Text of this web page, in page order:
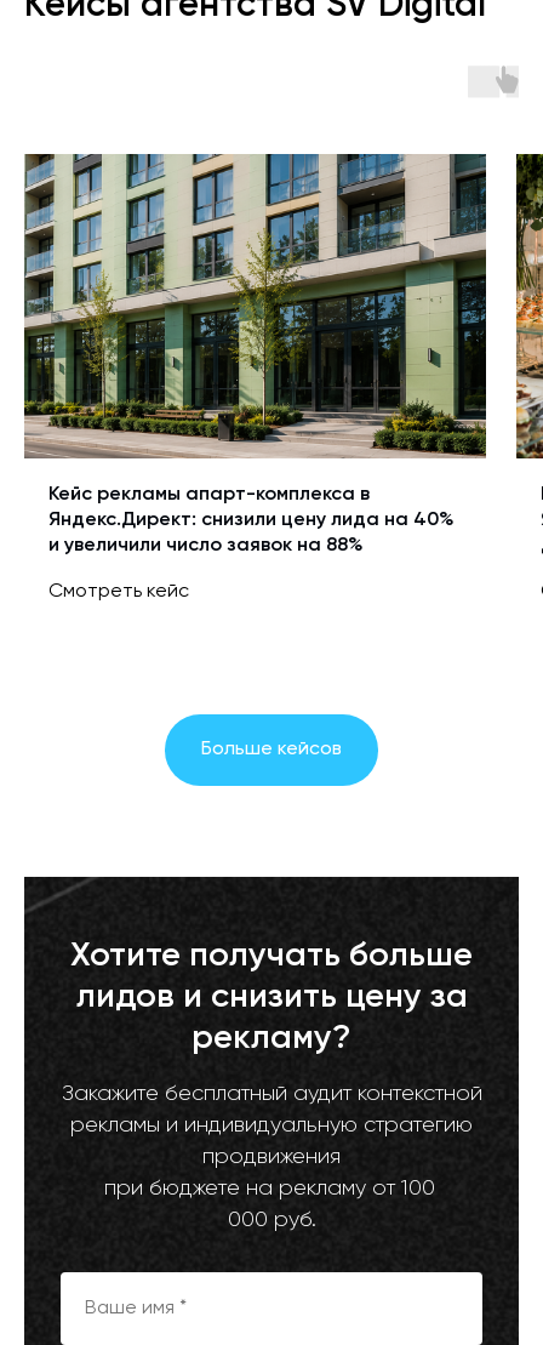
Кейс рекламы апарт-комплекса в
Яндекс.Директ: снизили цену лида на 40%
и увеличили число заявок на 88%
Смотреть кейс
Больше кейсов
Хотите получать больше
лидов и снизить цену за
рекламу?
Закажите бесплатный аудит контекстной
рекламы и индивидуальную стратегию
продвижения
при бюджете на рекламу от 100
000 руб.